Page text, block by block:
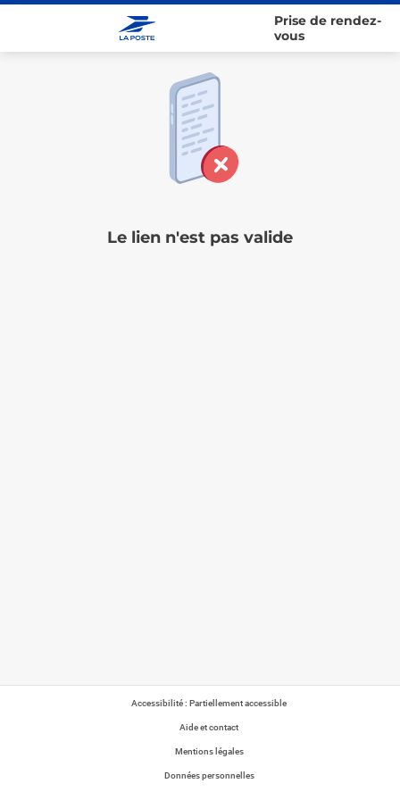
Prise de rendez-
vous
Le lien n'est pas valide
Accessibilité : Partiellement accessible
Aide et contact
Mentions légales
Données personnelles